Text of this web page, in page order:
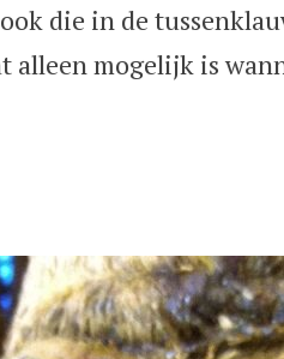
die in de
alleen mogelijk is